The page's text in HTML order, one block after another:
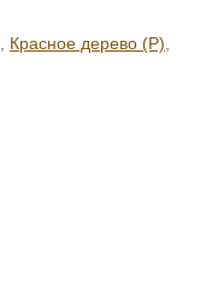
, Красное дерево (Р),